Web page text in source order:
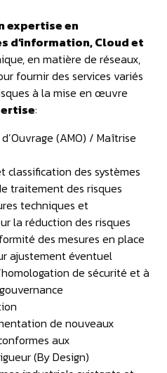
expertise en
d’information, Cloud et
en matière de réseaux,
fournir des services variés
à la mise en œuvre
:
(AMO) / Maîtrise
classification des systèmes​
traitement des risques​
techniques et
la réduction des risques​
des mesures en place
ajustement éventuel​
de sécurité et à
de nouveaux
aux
(By Design)​